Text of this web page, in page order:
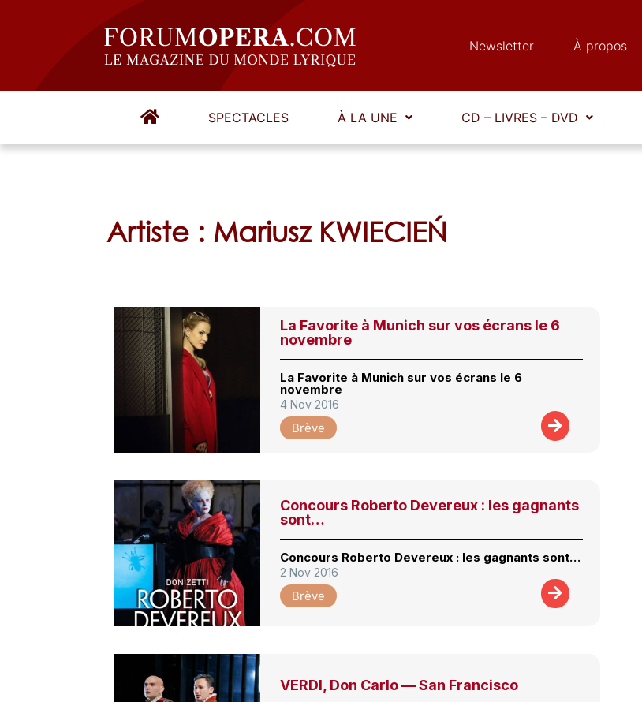
Newsletter À propos
SPECTACLES À LA UNE CD – LIVRES – DVD
Artiste : Mariusz KWIECIEŃ
La Favorite à Munich sur vos écrans le 6
novembre
La Favorite à Munich sur vos écrans le 6
novembre
4 Nov 2016
Brève
Concours Roberto Devereux : les gagnants
sont…
Concours Roberto Devereux : les gagnants sont…
2 Nov 2016
Brève
VERDI, Don Carlo — San Francisco